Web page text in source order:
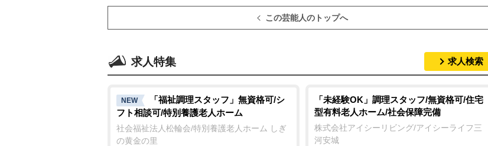
この芸能人のトップへ
求人特集 求人検索
NEW
「福祉調理スタッフ」無資格可/シ
フト相談可/特別養護老人ホーム
社会福祉法人松輪会/特別養護老人ホーム しぎ
の黄金の里
「未経験OK」調理スタッフ/無資格可/住宅
型有料老人ホーム/社会保障完備
株式会社アイシーリビング/アイシーライフ三
河安城